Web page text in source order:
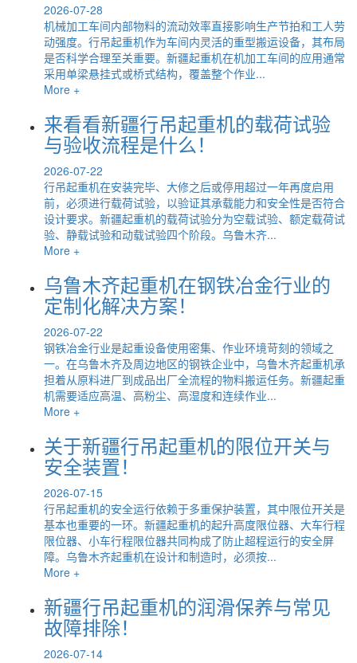
2026-07-28
机械加工车间内部物料的流动效率直接影响生产节拍和工人劳
动强度。行吊起重机作为车间内灵活的重型搬运设备，其布局
是否科学合理至关重要。新疆起重机在机加工车间的应用通常
采用单梁悬挂式或桥式结构，覆盖整个作业...
More +
来看看新疆行吊起重机的载荷试验
与验收流程是什么！
2026-07-22
行吊起重机在安装完毕、大修之后或停用超过一年再度启用
前，必须进行载荷试验，以验证其承载能力和安全性是否符合
设计要求。新疆起重机的载荷试验分为空载试验、额定载荷试
验、静载试验和动载试验四个阶段。乌鲁木齐...
More +
乌鲁木齐起重机在钢铁冶金行业的
定制化解决方案！
2026-07-22
钢铁冶金行业是起重设备使用密集、作业环境苛刻的领域之
一。在乌鲁木齐及周边地区的钢铁企业中，乌鲁木齐起重机承
担着从原料进厂到成品出厂全流程的物料搬运任务。新疆起重
机需要适应高温、高粉尘、高湿度和连续作业...
More +
关于新疆行吊起重机的限位开关与
安全装置！
2026-07-15
行吊起重机的安全运行依赖于多重保护装置，其中限位开关是
基本也重要的一环。新疆起重机的起升高度限位器、大车行程
限位器、小车行程限位器共同构成了防止超程运行的安全屏
障。乌鲁木齐起重机在设计和制造时，必须按...
More +
新疆行吊起重机的润滑保养与常见
故障排除！
2026-07-14